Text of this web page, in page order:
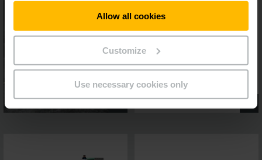
Allow all cookies
Customize
Use necessary cookies only